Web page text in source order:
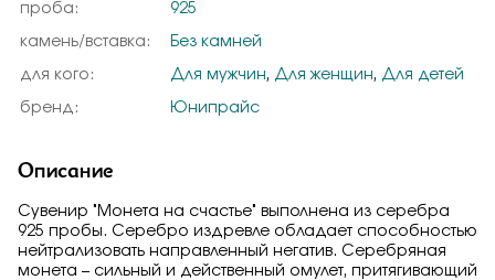
проба: 925
камень/вставка: Без камней
для кого: Для мужчин, Для женщин, Для детей
бренд: Юнипрайс
Описание
Сувенир "Монета на счастье" выполнена из серебра
925 пробы. Серебро издревле обладает способностью
нейтрализовать направленный негатив. Серебряная
монета – сильный и действенный омулет, притягивающий